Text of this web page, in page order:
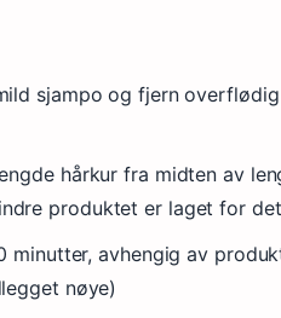
sjampo og fjern
hårkur fra midten av
produktet er laget for det
minutter, avhengig av
nøye)